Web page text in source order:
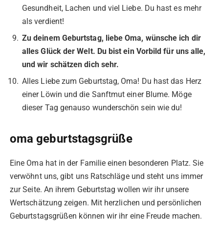
Gesundheit, Lachen und viel Liebe. Du hast es mehr
als verdient!
Zu deinem Geburtstag, liebe Oma, wünsche ich dir
alles Glück der Welt. Du bist ein Vorbild für uns alle,
und wir schätzen dich sehr.
Alles Liebe zum Geburtstag, Oma! Du hast das Herz
einer Löwin und die Sanftmut einer Blume. Möge
dieser Tag genauso wunderschön sein wie du!
oma geburtstagsgrüße
Eine Oma hat in der Familie einen besonderen Platz. Sie
verwöhnt uns, gibt uns Ratschläge und steht uns immer
zur Seite. An ihrem Geburtstag wollen wir ihr unsere
Wertschätzung zeigen. Mit herzlichen und persönlichen
Geburtstagsgrüßen können wir ihr eine Freude machen.